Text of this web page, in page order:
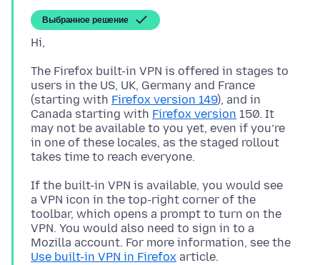
Выбранное решение
The Firefox built-in VPN is offered in stages to
users in the US, UK, Germany and France
(starting with Firefox version 149), and in
Canada starting with Firefox version 150. It
may not be available to you yet, even if you’re
in one of these locales, as the staged rollout
If the built-in VPN is available, you would see
a VPN icon in the top-right corner of the
toolbar, which opens a prompt to turn on the
VPN. You would also need to sign in to a
Mozilla account. For more information, see the
Use built-in VPN in Firefox